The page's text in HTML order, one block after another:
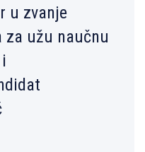
u zvanje
za užu naučnu